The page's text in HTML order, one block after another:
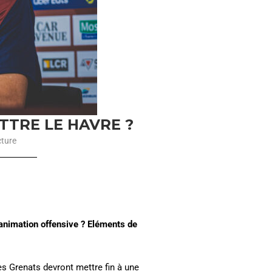
LE HAVRE ?
offensive ? Eléments de
Grenats devront mettre fin à une